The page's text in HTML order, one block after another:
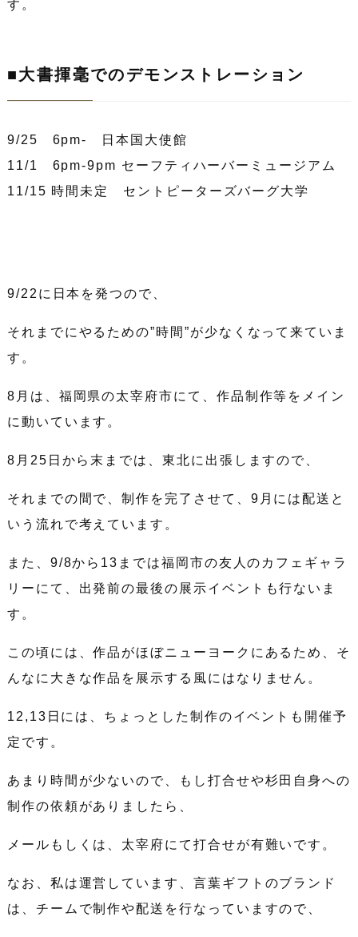
す。
■大書揮毫でのデモンストレーション
9/25 6pm- 日本国大使館
11/1 6pm-9pm セーフティハーバーミュージアム
11/15 時間未定 セントピーターズバーグ大学
9/22に日本を発つので、
それまでにやるための”時間”が少なくなって来ていま
す。
8月は、福岡県の太宰府市にて、作品制作等をメイン
に動いています。
8月25日から末までは、東北に出張しますので、
それまでの間で、制作を完了させて、9月には配送と
いう流れで考えています。
また、9/8から13までは福岡市の友人のカフェギャラ
リーにて、出発前の最後の展示イベントも行ないま
す。
この頃には、作品がほぼニューヨークにあるため、そ
んなに大きな作品を展示する風にはなりません。
12,13日には、ちょっとした制作のイベントも開催予
定です。
あまり時間が少ないので、もし打合せや杉田自身への
制作の依頼がありましたら、
メールもしくは、太宰府にて打合せが有難いです。
なお、私は運営しています、言葉ギフトのブランド
は、チームで制作や配送を行なっていますので、